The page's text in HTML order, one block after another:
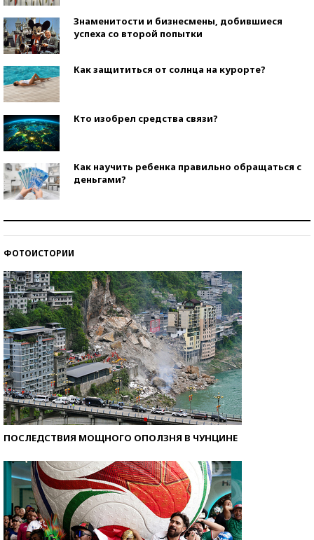
Знаменитости и бизнесмены, добившиеся
успеха со второй попытки
Как защититься от солнца на курорте?
Кто изобрел средства связи?
Как научить ребенка правильно обращаться с
деньгами?
ФОТОИСТОРИИ
ПОСЛЕДСТВИЯ МОЩНОГО ОПОЛЗНЯ В ЧУНЦИНЕ